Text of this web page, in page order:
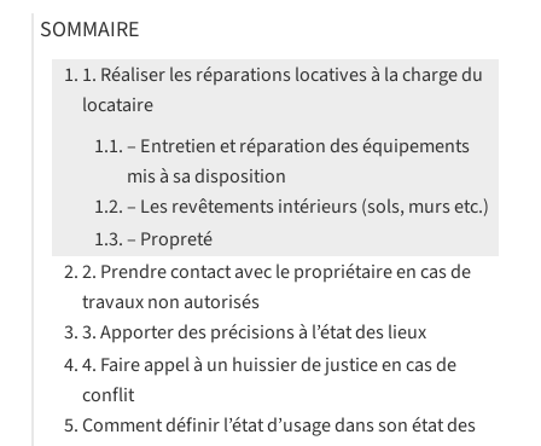
SOMMAIRE
1. Réaliser les réparations locatives à la charge du
locataire
– Entretien et réparation des équipements
mis à sa disposition
– Les revêtements intérieurs (sols, murs etc.)
– Propreté
2. Prendre contact avec le propriétaire en cas de
travaux non autorisés
3. Apporter des précisions à l’état des lieux
4. Faire appel à un huissier de justice en cas de
conflit
Comment définir l’état d’usage dans son état des